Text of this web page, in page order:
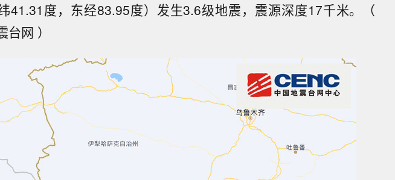
41.31度，东经83.95度）发生3.6级地震，震源深度17千米。（
网 ）